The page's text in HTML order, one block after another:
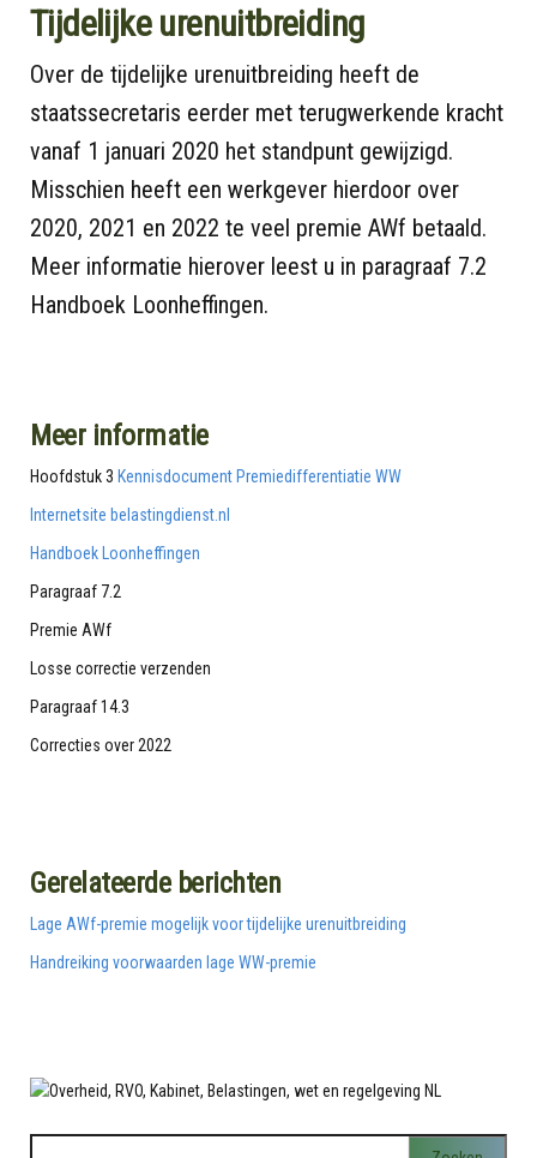
Tijdelijke urenuitbreiding
Over de tijdelijke urenuitbreiding heeft de
staatssecretaris eerder met terugwerkende kracht
vanaf 1 januari 2020 het standpunt gewijzigd.
Misschien heeft een werkgever hierdoor over
2020, 2021 en 2022 te veel premie AWf betaald.
Meer informatie hierover leest u in paragraaf 7.2
Handboek Loonheffingen.
Meer informatie
Hoofdstuk 3 Kennisdocument Premiedifferentiatie WW
Internetsite belastingdienst.nl
Handboek Loonheffingen
Paragraaf 7.2
Premie AWf
Losse correctie verzenden
Paragraaf 14.3
Correcties over 2022
Gerelateerde berichten
Lage AWf-premie mogelijk voor tijdelijke urenuitbreiding
Handreiking voorwaarden lage WW-premie